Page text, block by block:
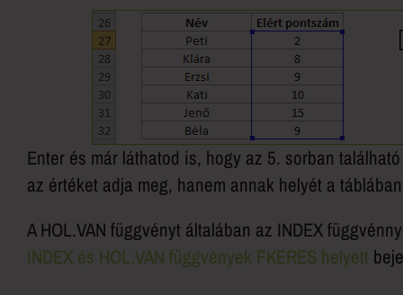
Enter és már láthatod is, hogy az 5. sorban
az értéket adja meg, hanem annak helyét a
A HOL.VAN függvényt általában az INDEX
INDEX és HOL.VAN függvények FKERES helyett